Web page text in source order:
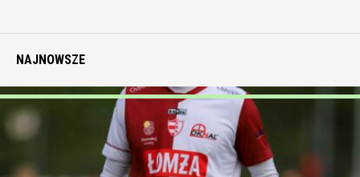
NAJNOWSZE